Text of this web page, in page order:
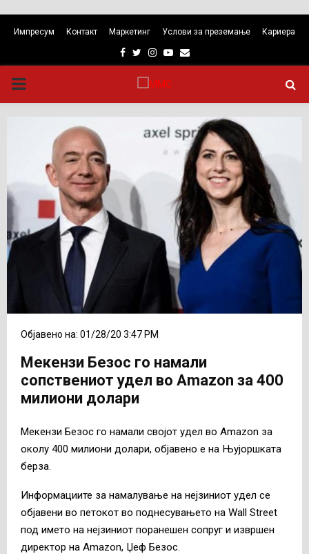
Импресум Контакт Маркетинг Услови за преземање Кариера
Facebook
TwitterInstagram
Youtube
Email
PRIMARY
Објавено на: 01/28/20 3:47 PM
Мекензи Безос го намали
сопствениот удел во Amazon за 400
милиони долари
Мекензи Безос го намали својот удел во Amazon за
околу 400 милиони долари, објавено е на Њујоршката
берза.
Информациите за намалување на нејзиниот удел се
објавени во петокот во поднесувањето на Wall Street
под името на нејзиниот поранешен сопруг и извршен
директор на Amazon, Џеф Безос.